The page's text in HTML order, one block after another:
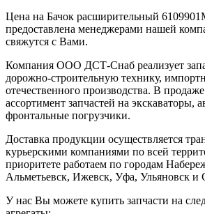
Цена на Бачок расширительный
предоставлена менеджерами нашей
свяжутся с Вами.
Компания ООО ДСТ-Снаб реализует
дорожно-строительную технику,
отечественного производства. В
ассортимент запчастей на экскаваторы,
фронтальные погрузчики.
Доставка продукции осуществляется
курьерскими компаниями по всей
приоритете работаем по городам
Альметьевск, Ижевск, Уфа, Ульяновск и
У нас Вы можете купить запчасти на